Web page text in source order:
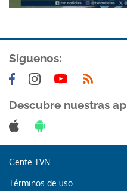
Síguenos:
Descubre nuestras
Gente TVN
Términos de uso